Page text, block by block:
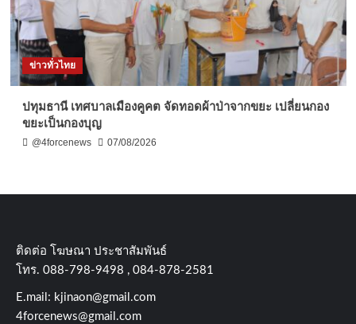
ข่าวทั่วไทย
ปทุมธานี เทศบาลเมืองคูคต จัดทอดผ้าป่าจากขยะ เปลี่ยนกอง
ขยะเป็นกองบุญ
@4forcenews 07/08/2026
ติดต่อ​ โฆษณา​ ประชาสัมพันธ์
โทร​. 088-798-9498 , 084-878-2581
E.mail: kjinaon@gmail.com
4forcenews@gmail.com